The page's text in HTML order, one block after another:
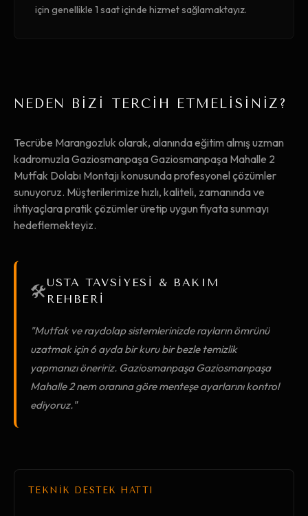
için genellikle 1 saat içinde hizmet sağlamaktayız.
NEDEN BİZİ TERCİH ETMELİSİNİZ?
Tecrübe Marangozluk olarak, alanında eğitim almış uzman
kadromuzla Gaziosmanpaşa Gaziosmanpaşa Mahalle 2
Mutfak Dolabı Montajı konusunda profesyonel çözümler
sunuyoruz. Müşterilerimize hızlı, kaliteli, zamanında ve
ihtiyaçlara pratik çözümler üretip uygun fiyata sunmayı
hedeflemekteyiz.
🛠️USTA TAVSİYESİ & BAKIM
REHBERİ
"Mutfak ve raydolap sistemlerinizde rayların ömrünü
uzatmak için 6 ayda bir kuru bir bezle temizlik
yapmanızı öneririz. Gaziosmanpaşa Gaziosmanpaşa
Mahalle 2 nem oranına göre menteşe ayarlarını kontrol
ediyoruz."
TEKNİK DESTEK HATTI